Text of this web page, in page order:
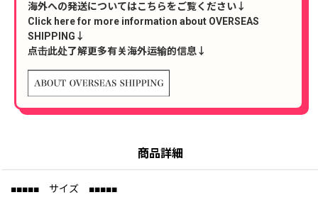
海外への発送についてはこちらをご覧ください↓
Click here for more information about OVERSEAS
SHIPPING↓
点击此处了解更多有关海外运输的信息↓
商品詳細
■■■■■ サイズ ■■■■■